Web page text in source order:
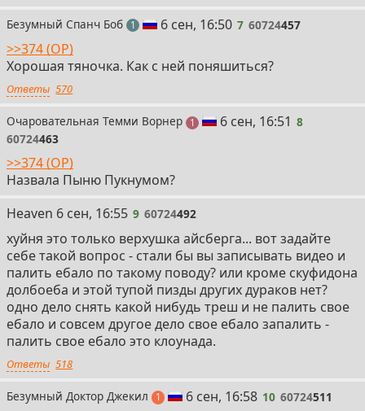
Безумный Спанч Боб 1 пост 7
6 сен, 16:50 7 60724457
>>374 (OP)
Хорошая тяночка. Как с ней поняшиться?
Ответы 570
Очаровательная Темми Ворнер 1пост 8
6 сен, 16:51 8
60724463
>>374 (OP)
Назвала Пыню Пукнумом?
Heaven 9
6 сен, 16:55 9 60724492
хуйня это только верхушка айсберга... вот задайте
себе такой вопрос - стали бы вы записывать видео и
палить ебало по такому поводу? или кроме скуфидона
долбоеба и этой тупой пизды других дураков нет?
одно дело снять какой нибудь треш и не палить свое
ебало и совсем другое дело свое ебало запалить -
палить свое ебало это клоунада.
Ответы 518
Безумный Доктор Джекил 1 пост 10
6 сен, 16:58 10 60724511